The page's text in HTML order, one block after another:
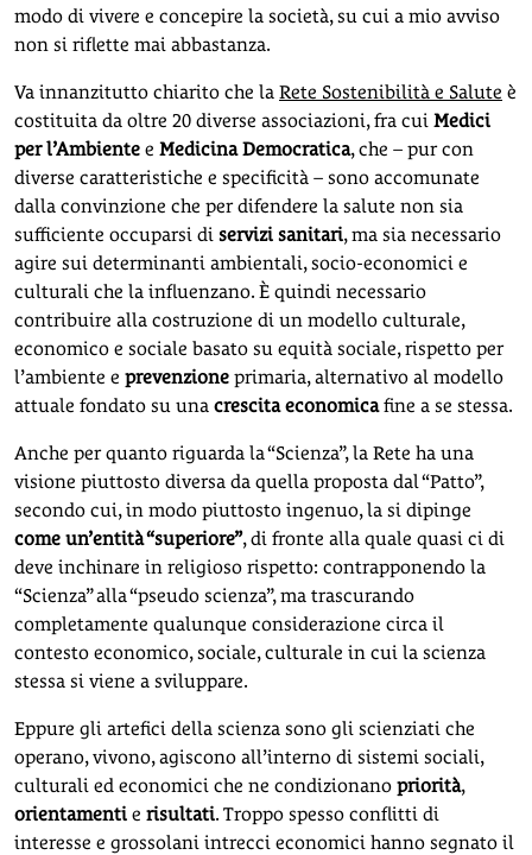
modo di vivere e concepire la società, su cui a mio avviso
non si riflette mai abbastanza.
Va innanzitutto chiarito che la Rete Sostenibilità e Salute è
costituita da oltre 20 diverse associazioni, fra cui Medici
per l’Ambiente e Medicina Democratica, che – pur con
diverse caratteristiche e specificità – sono accomunate
dalla convinzione che per difendere la salute non sia
sufficiente occuparsi di servizi sanitari, ma sia necessario
agire sui determinanti ambientali, socio-economici e
culturali che la influenzano. È quindi necessario
contribuire alla costruzione di un modello culturale,
economico e sociale basato su equità sociale, rispetto per
l’ambiente e prevenzione primaria, alternativo al modello
attuale fondato su una crescita economicafine a se stessa.
Anche per quanto riguarda la “Scienza”, la Rete ha una
visione piuttosto diversa da quella proposta dal “Patto”,
secondo cui, in modo piuttosto ingenuo, la si dipinge
come un’entità “superiore”, di fronte alla quale quasi ci di
deve inchinare in religioso rispetto: contrapponendo la
“Scienza” alla “pseudo scienza”, ma trascurando
completamente qualunque considerazione circa il
contesto economico, sociale, culturale in cui la scienza
stessa si viene a sviluppare.
Eppure gli artefici della scienza sono gli scienziati che
operano, vivono, agiscono all’interno di sistemi sociali,
culturali ed economici che ne condizionano priorità,
orientamenti e risultati. Troppo spesso conflitti di
interesse e grossolani intrecci economici hanno segnato il